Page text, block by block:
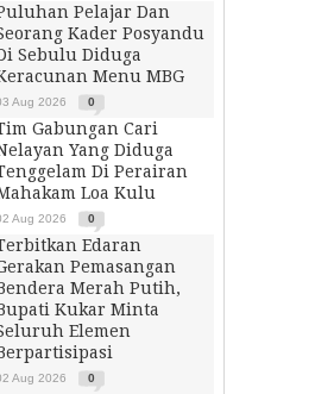
Pelajar Dan
Kader Posyandu
Sebulu Diduga
Menu MBG
Aug 2026 0
Gabungan Cari
Yang Diduga
Di Perairan
Loa Kulu
Aug 2026 0
Edaran
Pemasangan
Merah Putih,
Kukar Minta
Elemen
Aug 2026 0